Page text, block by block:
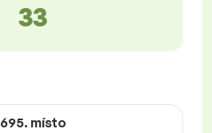
33
695. místo